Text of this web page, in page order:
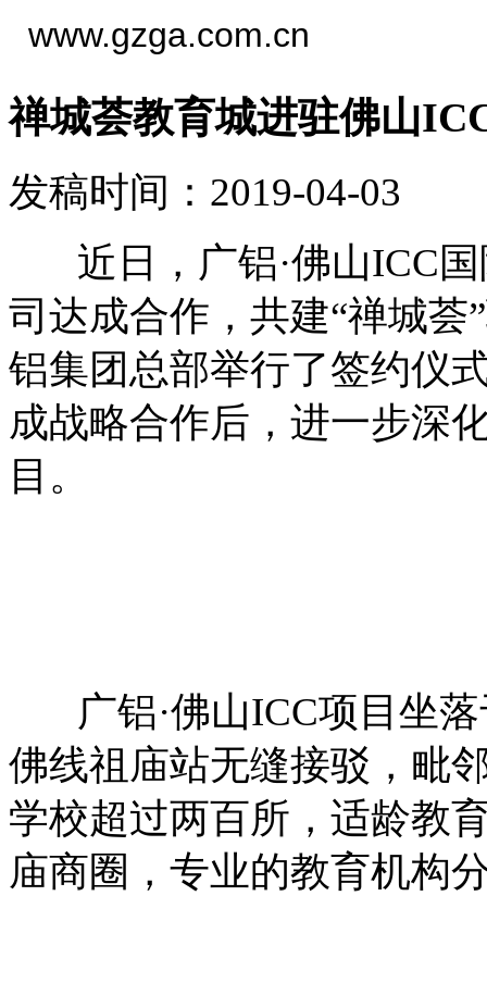
www.gzga.com.cn
禅城荟教育城进驻佛山
发稿时间：2019-04-03
近日，广铝·佛山ICC国
司达成合作，共建“禅城荟
铝集团总部举行了签约仪
成战略合作后，进一步深
目。
广铝·佛山ICC项目坐落
佛线祖庙站无缝接驳，毗
学校超过两百所，适龄教
庙商圈，专业的教育机构